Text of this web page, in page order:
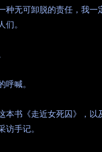
种无可卸脱的责任，我
们。
呼喊。
本书《走近女死囚》，
访手记。